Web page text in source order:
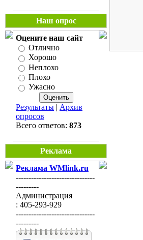
Наш опрос
Оцените наш сайт
Отлично
Хорошо
Неплохо
Плохо
Ужасно
Результаты | Архив
опросов
Всего ответов: 873
Реклама
Реклама WMlink.ru
-------------------------------
---------
Администрация
: 405-293-929
-------------------------------
---------